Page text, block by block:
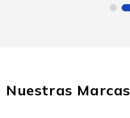
Nuestras Marcas